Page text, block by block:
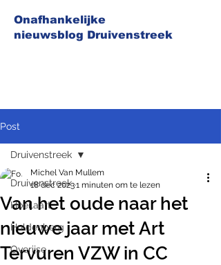
Onafhankelijke
nieuwsblog Druivenstreek
Post
Druivenstreek
Hoeilaart
Huldenberg
Overijse
Druivenstreek
Van het oude naar het
nieuwe jaar met Art
Tervuren VZW in CC
Michel Van Mullem
18 dec 20231 minuten om te lezen